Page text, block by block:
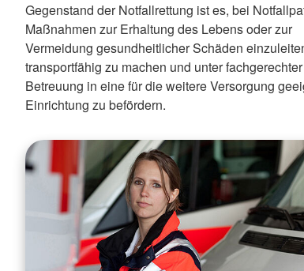
Gegenstand der Notfallrettung ist es, bei
Maßnahmen zur Erhaltung des Lebens oder zur
Vermeidung gesundheitlicher Schäden
transportfähig zu machen und unter fachgerechter
Betreuung in eine für die weitere Versorgung
Einrichtung zu befördern.